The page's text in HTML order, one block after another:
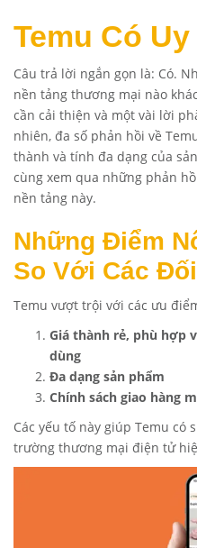
Temu Có
Câu trả lời ngắn gọn là: Có.
nền tảng thương mại nào
cần cải thiện và một vài lời
nhiên, đa số phản hồi về
thành và tính đa dạng của
cùng xem qua những phản
nền tảng này.
Những Điểm
So Với Các
Temu vượt trội với các ưu
Giá thành rẻ, phù hợp
dùng
Đa dạng sản phẩm
Chính sách giao hàng
Các yếu tố này giúp Temu
trường thương mại điện tử